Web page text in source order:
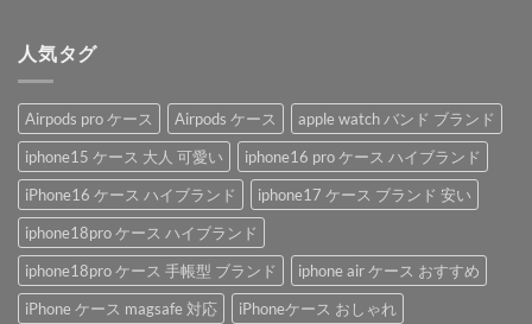
人気タグ
Airpods pro ケース Airpods ケース
apple watch バンド ブランド
iphone15 ケース 大人 可愛い
iphone16 pro ケース ハイブランド
iPhone16 ケース ハイブランド
iphone17 ケース ブランド 安い
iphone18pro ケース ハイブランド
iphone18pro ケース 手帳型 ブランド
iphone air ケース おすすめ
iPhone ケース magsafe 対応
iPhoneケース おしゃれ